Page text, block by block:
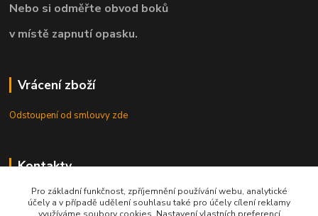
Nebo si odměřte obvod boků
v místě zapnutí opasku.
Vrácení zboží
Odstoupení od smlouvy zde
Kontakty
8.00 - 22.00 / info@opasky.biz
Pro základní funkčnost, zpříjemnění používání webu, analytické
účely a v případě udělení souhlasu také pro účely cílení reklamy
využíváme soubory cookies. Nastavení vlastních preferencí